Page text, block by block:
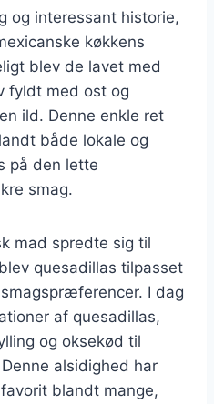
og interessant historie,
køkkens
blev de lavet med
fyldt med ost og
ild. Denne enkle ret
både lokale og
på den lette
smag.
mad spredte sig til
quesadillas tilpasset
I dag
af quesadillas,
og oksekød til
alsidighed har
blandt mange,